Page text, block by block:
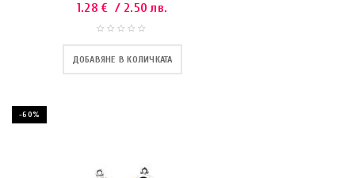
1.28€ / 2.50 лв.
ДОБАВЯНЕ В КОЛИЧКАТА
-60%